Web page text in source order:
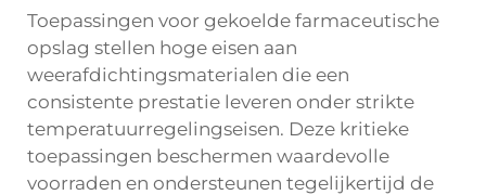
Toepassingen voor gekoelde farmaceutische
opslag stellen hoge eisen aan
weerafdichtingsmaterialen die een
consistente prestatie leveren onder strikte
temperatuurregelingseisen. Deze kritieke
toepassingen beschermen waardevolle
voorraden en ondersteunen tegelijkertijd de